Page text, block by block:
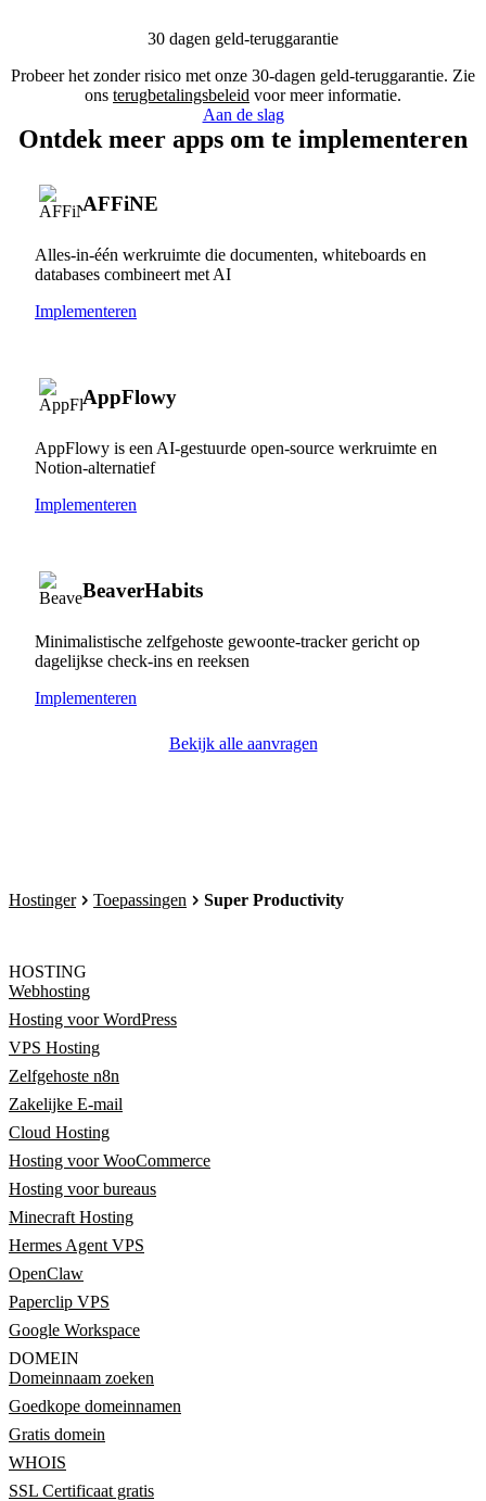
30 dagen geld-teruggarantie
Probeer het zonder risico met onze 30-dagen geld-teruggarantie. Zie
ons terugbetalingsbeleid voor meer informatie.
Aan de slag
Ontdek meer apps om te implementeren
AFFiNE
Alles-in-één werkruimte die documenten, whiteboards en
databases combineert met AI
Implementeren
AppFlowy
AppFlowy is een AI-gestuurde open-source werkruimte en
Notion-alternatief
Implementeren
BeaverHabits
Minimalistische zelfgehoste gewoonte-tracker gericht op
dagelijkse check-ins en reeksen
Implementeren
Bekijk alle aanvragen
Hostinger Toepassingen Super Productivity
HOSTING
Webhosting
Hosting voor WordPress
VPS Hosting
Zelfgehoste n8n
Zakelijke E-mail
Cloud Hosting
Hosting voor WooCommerce
Hosting voor bureaus
Minecraft Hosting
Hermes Agent VPS
OpenClaw
Paperclip VPS
Google Workspace
DOMEIN
Domeinnaam zoeken
Goedkope domeinnamen
Gratis domein
WHOIS
SSL Certificaat gratis